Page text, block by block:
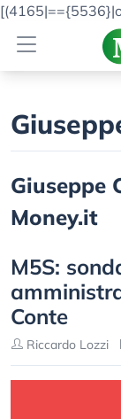
Giuseppe
Money.it
M5S:
Conte
Riccardo Lozzi